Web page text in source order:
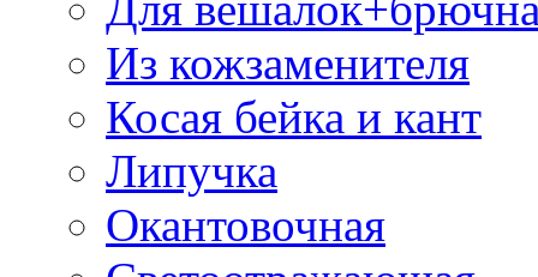
Из кожзаменителя
Косая бейка и кант
Липучка
Окантовочная